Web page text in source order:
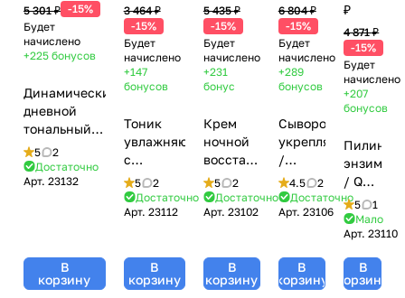
5 301 ₽ -15%
Будет
начислено
+225 бонусов
Динамический
дневной
тональный
крем 30
СПФ / DDM
Dynamic Day
Джи) - 50 мл
5
2
Достаточно
Арт. 23132
В
корзину
3 464 ₽
-15%
Будет
начислено
+147
бонусов
Тоник
увлажняющий
с
лактобионовой
кислотой
/ LBA
GiGi (Джи
Джи) -
5
2
Достаточно
Арт. 23112
В
корзину
5 435 ₽
-15%
Будет
начислено
+231
бонус
Крем
ночной
восстанавливающий
/ Relief
Night
Cream,
(Джи
Джи) -
5
2
Достаточно
Арт. 23102
В
корзину
6 804 ₽
-15%
Будет
начислено
+289
бонусов
Сыворотка
укрепляющая
/
Resilience
Serum,
Texture,
Джи) -
30 мл
4.5
2
Достаточно
Арт. 23106
В
корзину
₽
4 871 ₽
-15%
Будет
начислено
+207
бонусов
Пилинг
/ QBS
Peeling,
Texture,
GiGi
Джи)
- 50
5
1
Мало
Арт.23110
В
корзину